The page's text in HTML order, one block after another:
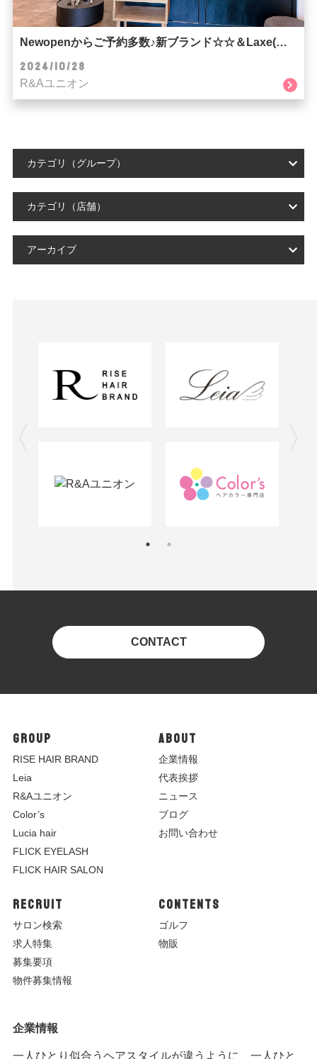
Newopenからご予約多数♪新ブランド☆☆＆Laxe(ラクス)☆☆
2024/10/28
R&Aユニオン
カテゴリ（グループ）
カテゴリ（店舗）
アーカイブ
CONTACT
GROUP
RISE HAIR BRAND
Leia
R&Aユニオン
Color’s
Lucia hair
FLICK EYELASH
FLICK HAIR SALON
ABOUT
企業情報
代表挨拶
ニュース
ブログ
お問い合わせ
RECRUIT
サロン検索
求人特集
募集要項
物件募集情報
CONTENTS
ゴルフ
物販
企業情報
一人ひとり似合うヘアスタイルが違うように、一人ひと